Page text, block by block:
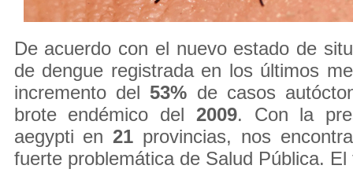
De acuerdo con el nuevo estado de
de dengue registrada en los últimos
incremento del 53% de casos
brote endémico del 2009. Con la
aegypti en21 provincias, nos
fuerte problemática de Salud Pública. El